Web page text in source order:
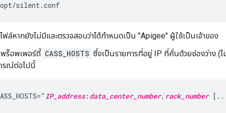
silent.conf
ฟล์หากยังไม่มีและตรวจสอบว่าได้กำหนดเป็น "Apigee" ผู้ใช้เป็นเจ้าของ
พร็อพเพอร์ตี้ CASS_HOSTS ซึ่งเป็นรายการที่อยู่ IP ที่คั่นด้วยช่องว่าง (ไ
รณ์ต่อไปนี้
IP_address: data_center_number, rack_number